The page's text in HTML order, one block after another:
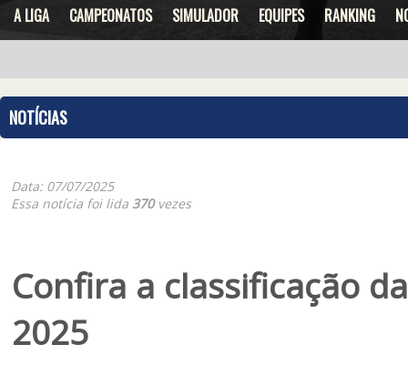
A LIGA CAMPEONATOS SIMULADOR EQUIPES RANKING
NOTÍCIAS
Data: 07/07/2025
Essa notícia foi lida 370vezes
Confira a classificação
2025